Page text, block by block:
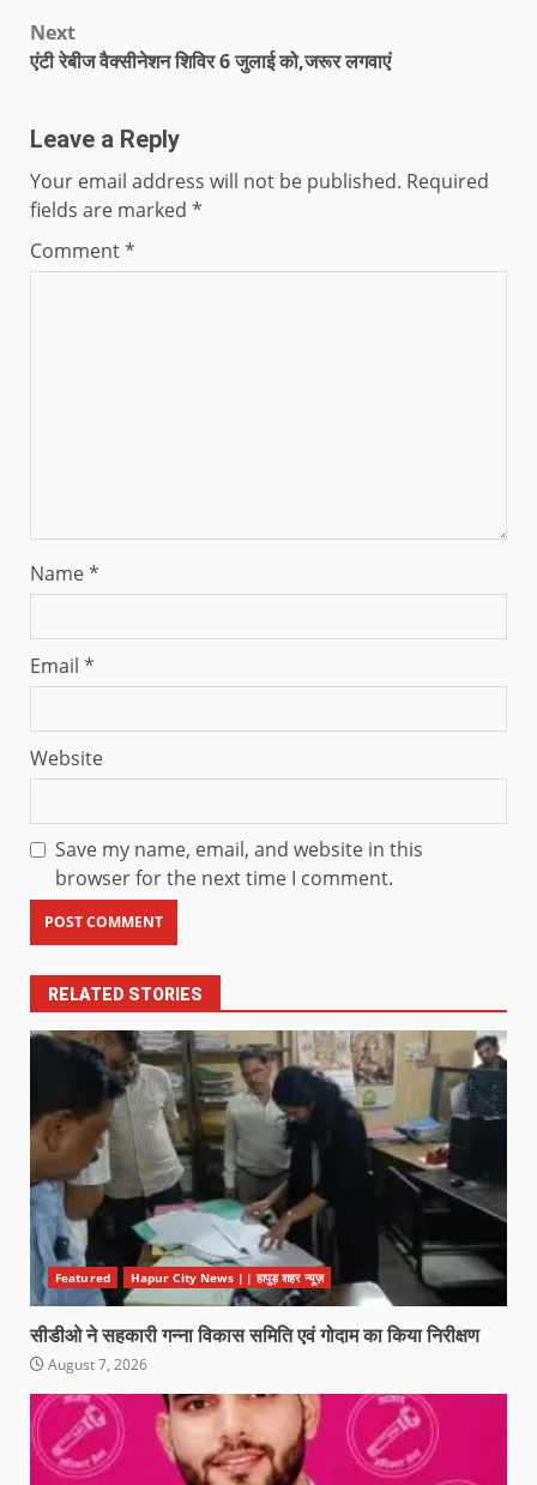
Next
एंटी रेबीज वैक्सीनेशन शिविर 6 जुलाई को,जरूर लगवाएं
Leave a Reply
Your email address will not be published. Required
fields are marked *
Comment*
Name*
Email *
Website
Save my name, email, and website in this
browser for the next time I comment.
RELATED STORIES
Featured Hapur City News || हापुड़ शहर न्यूज़
सीडीओ ने सहकारी गन्ना विकास समिति एवं गोदाम का किया निरीक्षण
August 7, 2026